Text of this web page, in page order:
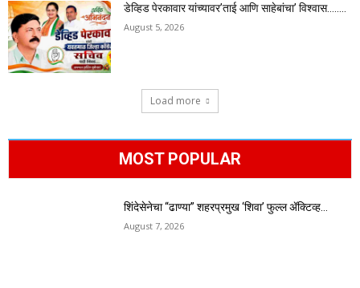
डेव्हिड पेरकावार यांच्यावर’ताई आणि साहेबांचा’ विश्वास……..
August 5, 2026
Load more
MOST POPULAR
शिंदेसेनेचा “ढाण्या” शहरप्रमुख ‘शिवा’ फुल्ल ॲक्टिव्ह…
August 7, 2026